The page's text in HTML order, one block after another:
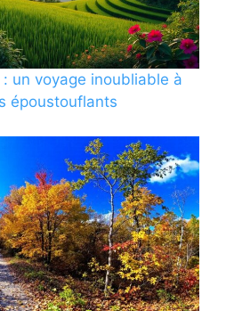
un voyage inoubliable à
époustouflants